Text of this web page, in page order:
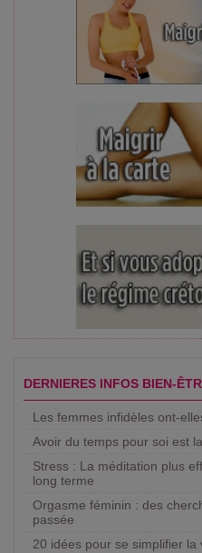
DERNIERES INFOS BIEN-
Les femmes infidèles ont-
Avoir du temps pour soi est
Stress : La méditation plus
long terme
Orgasme féminin : des
passée
20 idées pour se simplifier la